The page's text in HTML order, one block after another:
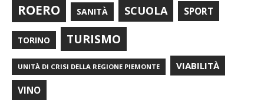
ROERO SANITÀ SCUOLA SPORT
TORINO TURISMO
UNITÀ DI CRISI DELLA REGIONE PIEMONTE VIABILITÀ
VINO